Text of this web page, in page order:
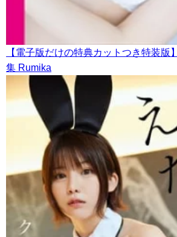
【電子版だけの特典カットつき特装版
集 Rumika